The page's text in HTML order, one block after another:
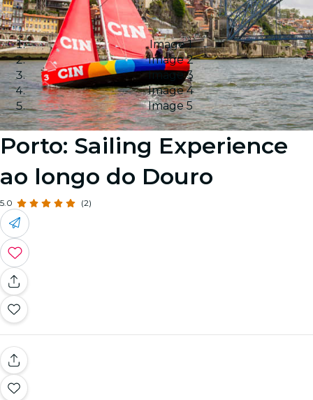
Image 1
Image 2
Image 3
Image 4
Image 5
Porto: Sailing Experience
ao longo do Douro
5.0 (2)